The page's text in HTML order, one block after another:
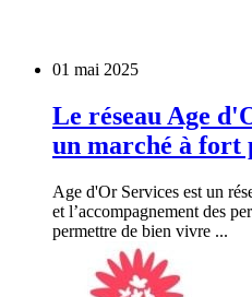
01 mai 2025
Le réseau Age
un marché à fort
Age d'Or Services est un
et l’accompagnement des
permettre de bien vivre ...